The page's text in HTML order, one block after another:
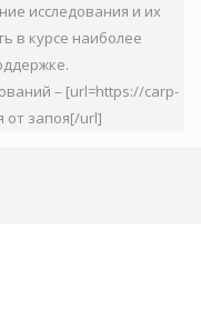
исследования и их
в курсе наиболее
– [url=https://carp-
от запоя[/url]